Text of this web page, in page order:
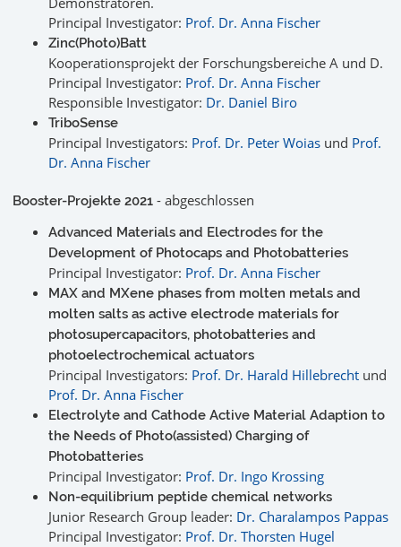
Principal Investigator: Prof. Dr. Anna Fischer
Zinc(Photo)Batt
Kooperationsprojekt der Forschungsbereiche A und D.
Principal Investigator: Prof. Dr. Anna Fischer
Responsible Investigator: Dr. Daniel Biro
TriboSense
Principal Investigators: Prof. Dr. Peter Woias und Prof.
Dr. Anna Fischer
Booster-Projekte 2021 - abgeschlossen
Advanced Materials and Electrodes for the
Development of Photocaps and Photobatteries
Principal Investigator: Prof. Dr. Anna Fischer
MAX and MXene phases from molten metals and
molten salts as active electrode materials for
photosupercapacitors, photobatteries and
photoelectrochemical actuators
Principal Investigators: Prof. Dr. Harald Hillebrecht und
Prof. Dr. Anna Fischer
Electrolyte and Cathode Active Material Adaption to
the Needs of Photo(assisted) Charging of
Photobatteries
Principal Investigator: Prof. Dr. Ingo Krossing
Non-equilibrium peptide chemical networks
Junior Research Group leader: Dr. Charalampos Pappas
Principal Investigator: Prof. Dr. Thorsten Hugel